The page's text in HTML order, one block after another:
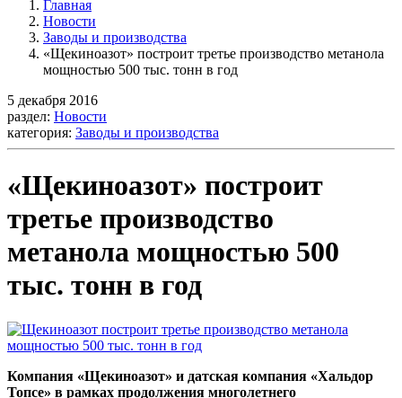
Главная
Новости
Заводы и производства
«Щекиноазот» построит третье производство метанола
мощностью 500 тыс. тонн в год
5 декабря 2016
раздел: Новости
категория: Заводы и производства
«Щекиноазот» построит
третье производство
метанола мощностью 500
тыс. тонн в год
Компания «Щекиноазот» и датская компания «Хальдор
Топсе» в рамках продолжения многолетнего